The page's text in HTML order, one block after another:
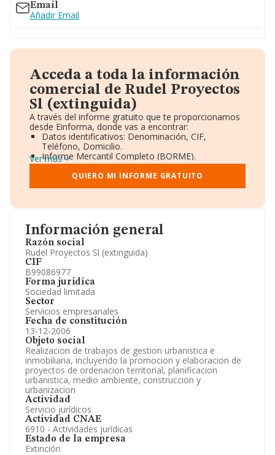
Información general
Razón social
Rudel Proyectos Sl (extinguida)
CIF
B99086977
Forma jurídica
Sociedad limitada
Sector
Servicios empresariales
Fecha de constitución
13-12-2006
Objeto social
Realizacion de trabajos de gestion urbanistica e
inmobiliaria, incluyendo la promocion y elaboracion de
proyectos de ordenacion territorial, planificacion
urbanistica, medio ambiente, construccion y
urbanizacion
Actividad
Servicio jurídicos
Actividad CNAE
6910 - Actividades jurídicas
Estado de la empresa
Extinción
Email
Añadir Email
Acceda a toda la información
comercial de Rudel Proyectos
Sl (extinguida)
A través del informe gratuito que te proporcionamos
desde Einforma, donde vas a encontrar:
Datos identificativos: Denominación, CIF,
Teléfono, Domicilio.
Informe Mercantil Completo (BORME).
Gráficos de Evolución Ventas y Empleados.
Consejo de Administración y Administradores.
Directivos y Ejecutivos.
Información oficial y registral complementaria.
Ver más
QUIERO MI INFORME GRATUITO